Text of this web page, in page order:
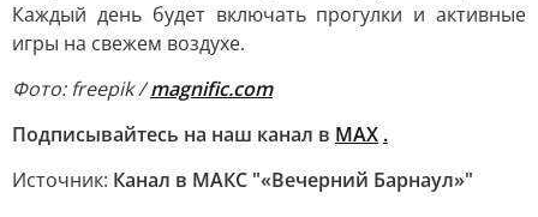
Каждый день будет включать прогулки и активные
игры на свежем воздухе.
Фото: freepik /magnific.com
Подписывайтесь на наш канал в МАХ .
Источник: Канал в МАКС "«Вечерний Барнаул»"